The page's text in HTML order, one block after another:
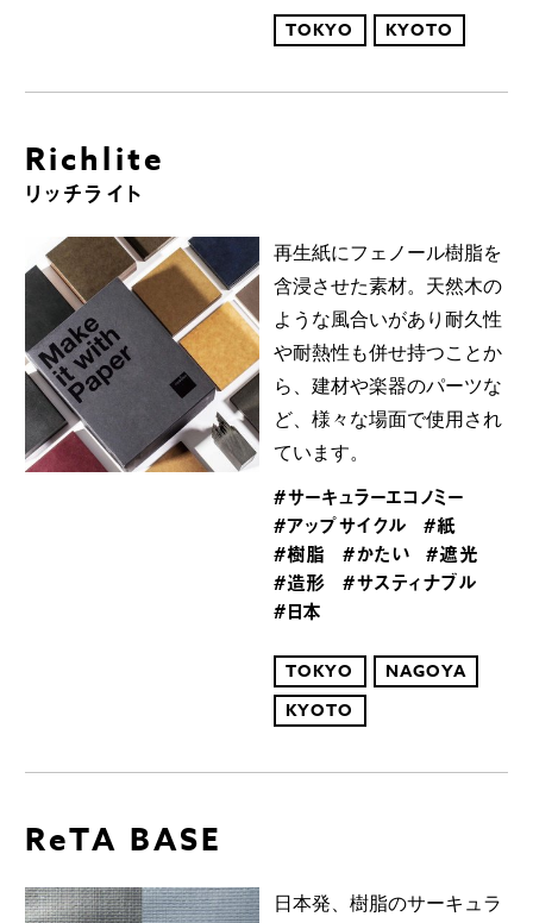
TOKYO KYOTO
Richlite
リッチライト
再生紙にフェノール樹脂を
含浸させた素材。天然木の
ような風合いがあり耐久性
や耐熱性も併せ持つことか
ら、建材や楽器のパーツな
ど、様々な場面で使用され
ています。
#サーキュラーエコノミー
#アップサイクル
#紙
#樹脂
#かたい
#遮光
#造形
#サスティナブル
#日本
TOKYO
NAGOYA
KYOTO
ReTA BASE
日本発、樹脂のサーキュラ